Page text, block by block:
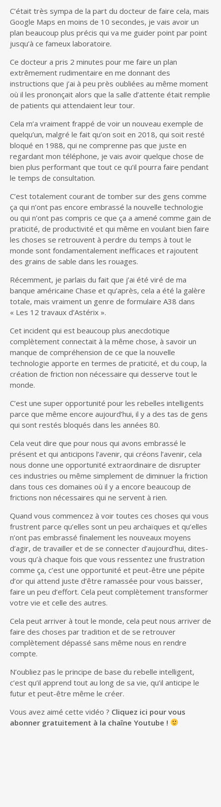
C’était très sympa de la part du docteur de faire cela, mais
Google Maps en moins de 10 secondes, je vais avoir un
plan beaucoup plus précis qui va me guider point par point
jusqu’à ce fameux laboratoire.
Ce docteur a pris 2 minutes pour me faire un plan
extrêmement rudimentaire en me donnant des
instructions que j’ai à peu près oubliées au même moment
où il les prononçait alors que la salle d’attente était remplie
de patients qui attendaient leur tour.
Cela m’a vraiment frappé de voir un nouveau exemple de
quelqu’un, malgré le fait qu’on soit en 2018, qui soit resté
bloqué en 1988, qui ne comprenne pas que juste en
regardant mon téléphone, je vais avoir quelque chose de
bien plus performant que tout ce qu’il pourra faire pendant
le temps de consultation.
C’est totalement courant de tomber sur des gens comme
ça qui n’ont pas encore embrassé la nouvelle technologie
ou qui n’ont pas compris ce que ça a amené comme gain de
praticité, de productivité et qui même en voulant bien faire
les choses se retrouvent à perdre du temps à tout le
monde sont fondamentalement inefficaces et rajoutent
des grains de sable dans les rouages.
Récemment, je parlais du fait que j’ai été viré de ma
banque américaine Chase et qu’après, cela a été la galère
totale, mais vraiment un genre de formulaire A38 dans
« Les 12 travaux d’Astérix ».
Cet incident qui est beaucoup plus anecdotique
complètement connectait à la même chose, à savoir un
manque de compréhension de ce que la nouvelle
technologie apporte en termes de praticité, et du coup, la
création de friction non nécessaire qui desserve tout le
monde.
C’est une super opportunité pour les rebelles intelligents
parce que même encore aujourd’hui, il y a des tas de gens
qui sont restés bloqués dans les années 80.
Cela veut dire que pour nous qui avons embrassé le
présent et qui anticipons l’avenir, qui créons l’avenir, cela
nous donne une opportunité extraordinaire de disrupter
ces industries ou même simplement de diminuer la friction
dans tous ces domaines où il y a encore beaucoup de
frictions non nécessaires qui ne servent à rien.
Quand vous commencez à voir toutes ces choses qui vous
frustrent parce qu’elles sont un peu archaïques et qu’elles
n’ont pas embrassé finalement les nouveaux moyens
d’agir, de travailler et de se connecter d’aujourd’hui, dites-
vous qu’à chaque fois que vous ressentez une frustration
comme ça, c’est une opportunité et peut-être une pépite
d’or qui attend juste d’être ramassée pour vous baisser,
faire un peu d’effort. Cela peut complètement transformer
votre vie et celle des autres.
Cela peut arriver à tout le monde, cela peut nous arriver de
faire des choses par tradition et de se retrouver
complètement dépassé sans même nous en rendre
compte.
N’oubliez pas le principe de base du rebelle intelligent,
c’est qu’il apprend tout au long de sa vie, qu’il anticipe le
futur et peut-être même le créer.
Vous avez aimé cette vidéo ? Cliquez ici pour vous
abonner gratuitement à la chaîne Youtube !